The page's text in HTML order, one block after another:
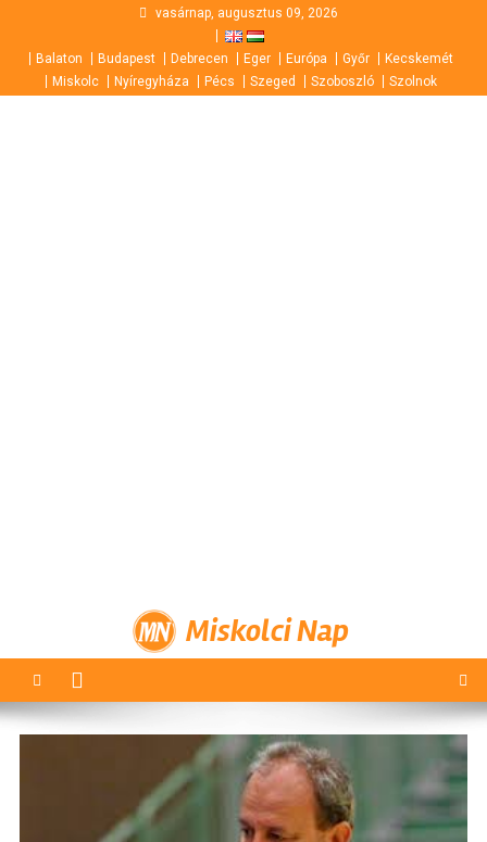
content
vasárnap, augusztus 09, 2026
Balaton Budapest Debrecen Eger Európa Győr
Kecskemét
Miskolc
Nyíregyháza Pécs Szeged Szoboszló Szolnok
Miskolci Nap